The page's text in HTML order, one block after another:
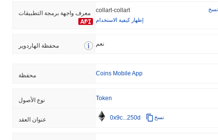
معرف واجهة برمجة التطبيقات collart-collart
نسخ
إظهار كيفية الاستخدام
محفظة الهاردوير نعم
محفظة Coins Mobile App
نوع الأصول Token
عنوان العقد 0x9c...250d نسخ